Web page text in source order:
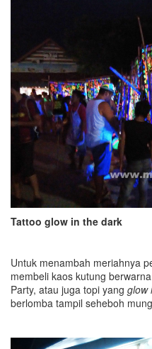
Tattoo glow in the dark
Untuk menambah meriahnya
membeli kaos kutung
Party, atau juga topi yang glow
berlomba tampil seheboh